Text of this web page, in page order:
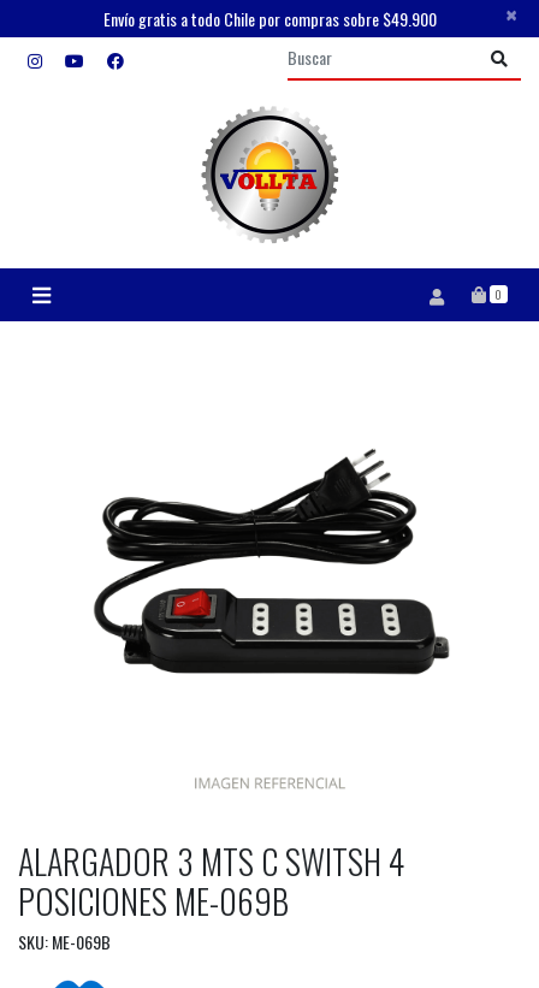
Envío gratis a todo Chile por compras sobre $49.900 ×
0
ALARGADOR 3 MTS C SWITSH 4
POSICIONES ME-069B
SKU: ME-069B